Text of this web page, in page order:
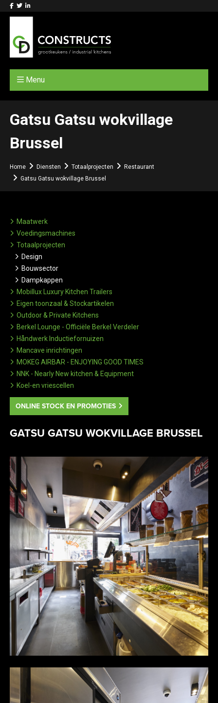
Menu
Gatsu Gatsu wokvillage
Brussel
Home Diensten Totaalprojecten
Restaurant
Gatsu Gatsu wokvillage Brussel
Maatwerk
Voedingsmachines
Totaalprojecten
Design
Bouwsector
Dampkappen
Mobillux Luxury Kitchen Trailers
Eigen toonzaal & Stockartikelen
Outdoor & Private Kitchens
Berkel Lounge - Officiële Berkel Verdeler
Håndwerk Inductiefornuizen
Mancave inrichtingen
MOKEG AIRBAR - ENJOYING GOOD TIMES
NNK - Nearly New kitchen & Equipment
Koel-en vriescellen
ONLINE STOCK EN PROMOTIES
GATSU GATSU WOKVILLAGE BRUSSEL